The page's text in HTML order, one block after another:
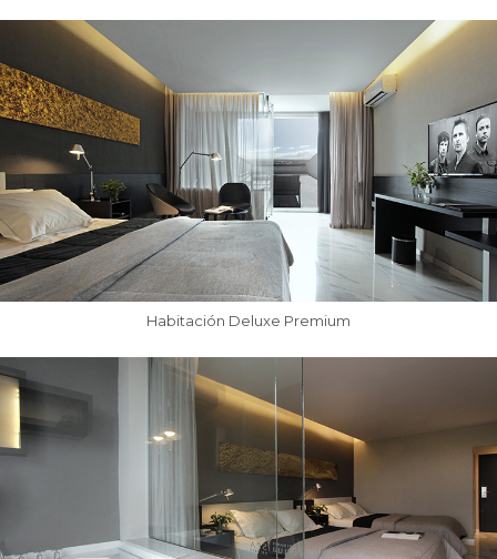
Habitación Deluxe Premium